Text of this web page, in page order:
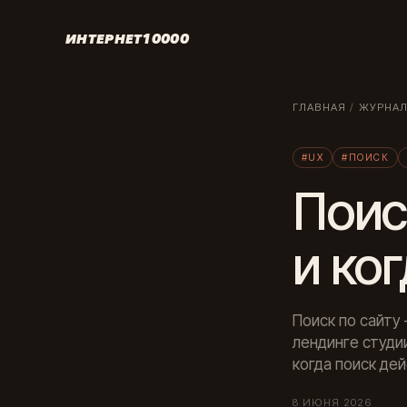
ИНТЕРНЕТ10000
ГЛАВНАЯ /
#UX #ПОИСК
и
Поиск по
лендинге
когда поиск
8 ИЮНЯ 2026